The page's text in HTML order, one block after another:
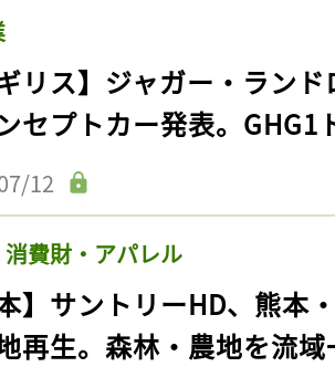
ギリス】ジャガー・ラン
セプトカー発表。GHG1
12
費財・アパレル
本】サントリーHD、熊本
再生。森林・農地を流